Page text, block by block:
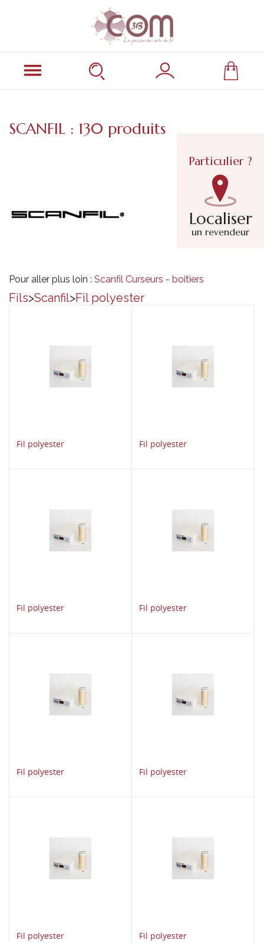
Particulier ?
Localiser
un revendeur
SCANFIL : 130 produits
Pour aller plus loin : Scanfil Curseurs - boitiers
Fils>Scanfil>Fil polyester
Fil polyester Fil polyester
Fil polyester Fil polyester
Fil polyester Fil polyester
Fil polyester Fil polyester